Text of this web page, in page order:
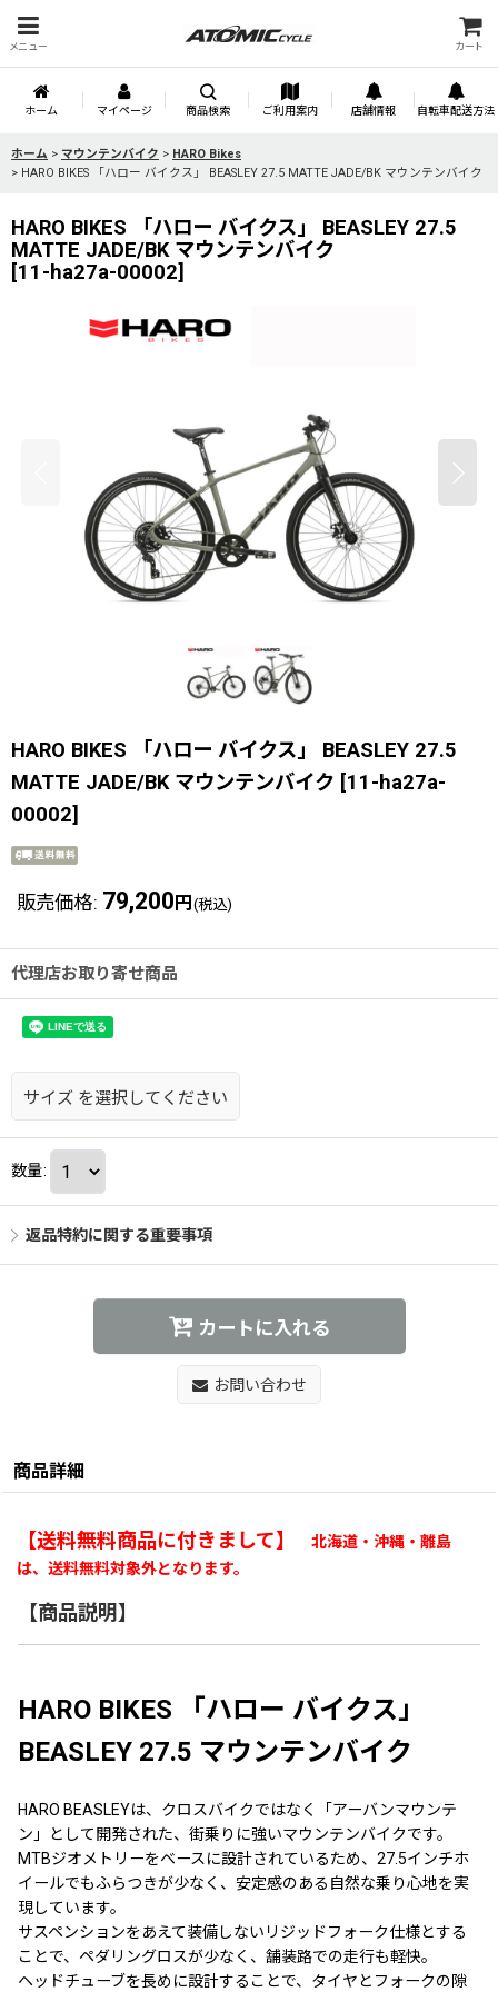
メニュー カート
ホーム マイページ 商品検索 ご利用案内 店舗情報 自転車配送方法
ホーム > マウンテンバイク > HARO Bikes
> HARO BIKES 「ハロー バイクス」 BEASLEY 27.5 MATTE JADE/BK マウンテンバイク
HARO BIKES 「ハロー バイクス」 BEASLEY 27.5
MATTE JADE/BK マウンテンバイク
[11-ha27a-00002]
HARO BIKES 「ハロー バイクス」 BEASLEY 27.5
MATTE JADE/BK マウンテンバイク [11-ha27a-
00002]
販売価格: 79,200 円 (税込)
代理店お取り寄せ商品
サイズ を選択してください
数量:
返品特約に関する重要事項
カートに入れる
お問い合わせ
商品詳細
【送料無料商品に付きまして】
北海道・沖縄・離島
は、送料無料対象外となります。
【商品説明】
HARO BIKES 「ハロー バイクス」
BEASLEY 27.5 マウンテンバイク
HARO BEASLEYは、クロスバイクではなく「アーバンマウンテ
ン」として開発された、街乗りに強いマウンテンバイクです。
MTBジオメトリーをベースに設計されているため、27.5インチホ
イールでもふらつきが少なく、安定感のある自然な乗り心地を実
現しています。
サスペンションをあえて装備しないリジッドフォーク仕様とする
ことで、ペダリングロスが少なく、舗装路での走行も軽快。
ヘッドチューブを長めに設計することで、タイヤとフォークの隙